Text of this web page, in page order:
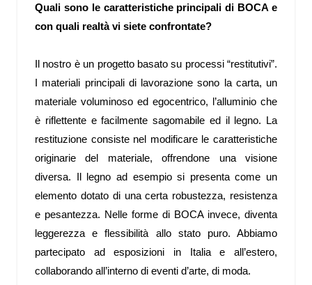
Quali sono le caratteristiche principali di BOCA e
con quali realtà vi siete confrontate?
Il nostro è un progetto basato su processi “restitutivi”.
I materiali principali di lavorazione sono la carta, un
materiale voluminoso ed egocentrico, l’alluminio che
è riflettente e facilmente sagomabile ed il legno. La
restituzione consiste nel modificare le caratteristiche
originarie del materiale, offrendone una visione
diversa. Il legno ad esempio si presenta come un
elemento dotato di una certa robustezza, resistenza
e pesantezza. Nelle forme di BOCA invece, diventa
leggerezza e flessibilità allo stato puro. Abbiamo
partecipato ad esposizioni in Italia e all’estero,
collaborando all’interno di eventi d’arte, di moda.